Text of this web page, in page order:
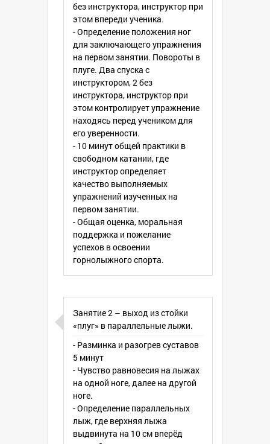
без инструктора, инструктор при
этом впереди ученика.
- Определение положения ног
для заключающего упражнения
на первом занятии. Повороты в
плуге. Два спуска с
инструктором, 2 без
инструктора, инструктор при
этом контролирует упражнение
находясь перед учеником для
его уверенности.
- 10 минут общей практики в
свободном катании, где
инструктор определяет
качество выполняемых
упражнений изученных на
первом занятии.
- Общая оценка, моральная
поддержка и пожелание
успехов в освоении
горнолыжного спорта.
Занятие 2 – выход из стойки
«плуг» в параллельные лыжи.
- Разминка и разогрев суставов
5 минут
- Чувство равновесия на лыжах
на одной ноге, далее на другой
ноге.
- Определение параллельных
лыж, где верхняя лыжа
выдвинута на 10 см вперёд